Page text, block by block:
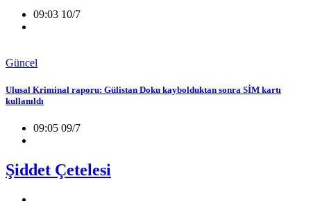
09:03 10/7
Güncel
Ulusal Kriminal raporu: Gülistan Doku kaybolduktan sonra SİM kartı
kullanıldı
09:05 09/7
Şiddet Çetelesi